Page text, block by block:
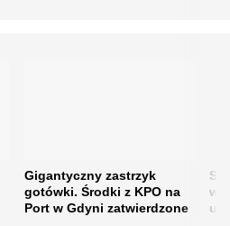
Gigantyczny zastrzyk
gotówki. Środki z KPO na
Port w Gdyni zatwierdzone